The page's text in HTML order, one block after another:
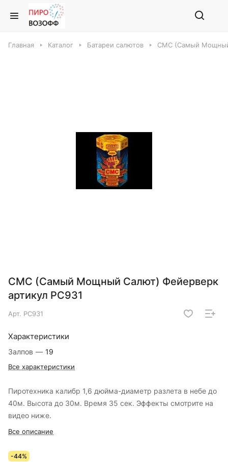
Главная Каталог Батареи салютов СМС (Самый Мощный
СМС (Самый Мощный Салют) Фейерверк
артикул РС931
Арт. РС931
Характеристики
Залпов — 19
Все характеристики
Пиротехника калибр 1,6 дюйма-диаметр разлета в небе до
40м. Высота до 30м. Время 35 сек. Эффекты смотрите на
видео ниже.
Все описание
-44%